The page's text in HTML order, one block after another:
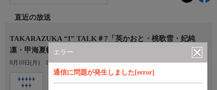
エラー
通信に問題が発生しました[error]
直近の放送
TAKARAZUKA “I” TALK＃7「英かおと・桃歌雪・妃純
凛・甲海夏帆」
8月10日(月) 16:30〜17:00
Ch.760
タカラヅカ・スカイ・ステージ